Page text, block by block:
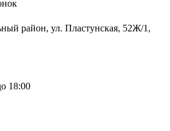
район, ул. Пластунская, 52Ж/1,
18:00